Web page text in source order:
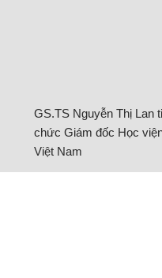
GS.TS Nguyễn Thị Lan
chức Giám đốc Học
Việt Nam